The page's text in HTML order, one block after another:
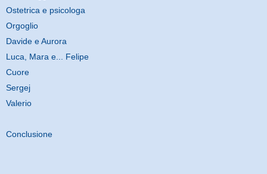
Ostetrica e psicologa
Orgoglio
Davide e Aurora
Luca, Mara e... Felipe
Cuore
Sergej
Valerio
Conclusione